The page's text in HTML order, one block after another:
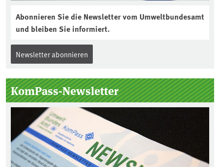
Abonnieren Sie die Newsletter vom Umweltbundesamt
und bleiben Sie informiert.
Newsletter abonnieren
KomPass-Newsletter